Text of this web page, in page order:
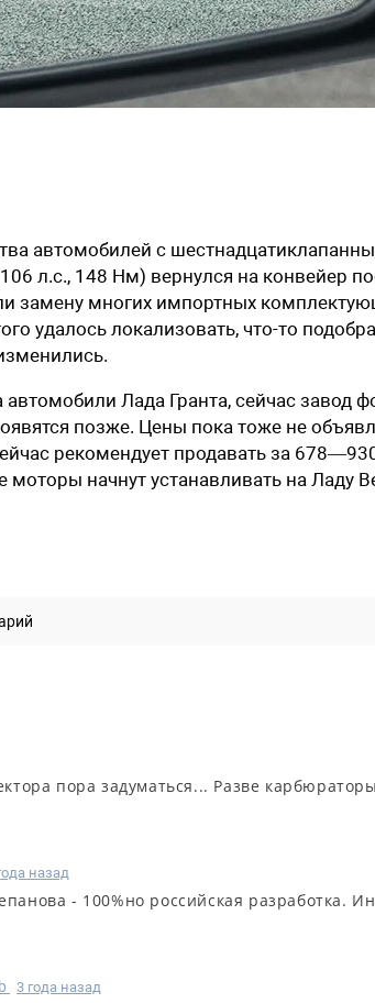
автомобилей с
л.с., 148 Нм) вернулся на конвейер
замену многих импортных
удалось локализовать, что-то
Лада Гранта, сейчас завод
позже. Цены пока тоже не
рекомендует продавать за
начнут устанавливать на Ладу
пора задуматься... Разве
назад
- 100%но российская разработка.
3 года назад